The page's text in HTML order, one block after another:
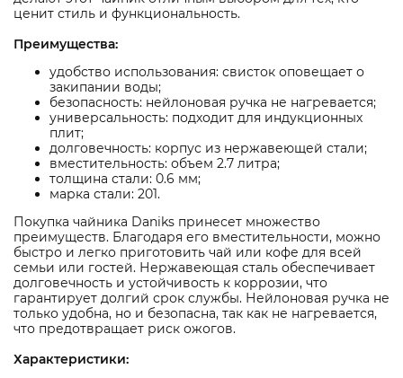
ценит стиль и функциональность.
Преимущества:
удобство использования: свисток оповещает о
закипании воды;
безопасность: нейлоновая ручка не нагревается;
универсальность: подходит для индукционных
плит;
долговечность: корпус из нержавеющей стали;
вместительность: объем 2.7 литра;
толщина стали: 0.6 мм;
марка стали: 201.
Покупка чайника Daniks принесет множество
преимуществ. Благодаря его вместительности, можно
быстро и легко приготовить чай или кофе для всей
семьи или гостей. Нержавеющая сталь обеспечивает
долговечность и устойчивость к коррозии, что
гарантирует долгий срок службы. Нейлоновая ручка не
только удобна, но и безопасна, так как не нагревается,
что предотвращает риск ожогов.
Характеристики: